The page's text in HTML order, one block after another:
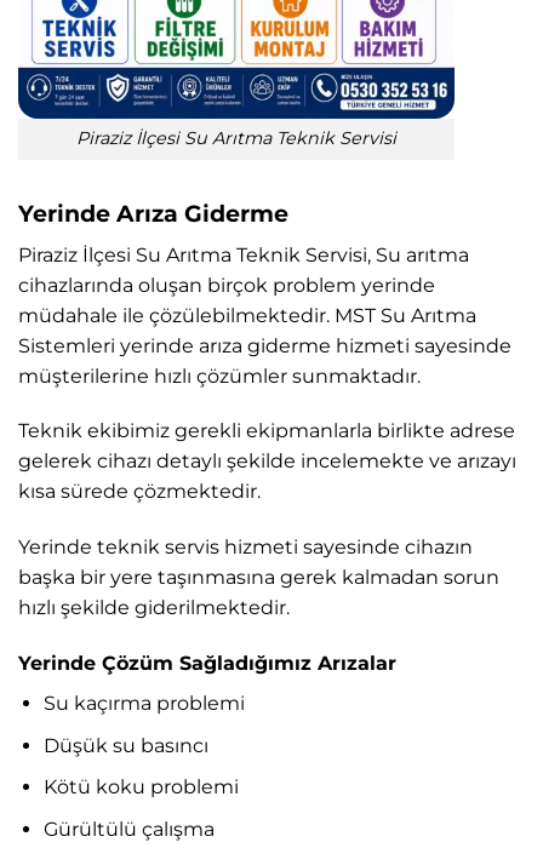
Piraziz İlçesi Su Arıtma Teknik Servisi
Yerinde Arıza Giderme
Piraziz İlçesi Su Arıtma Teknik Servisi, Su arıtma
cihazlarında oluşan birçok problem yerinde
müdahale ile çözülebilmektedir. MST Su Arıtma
Sistemleri yerinde arıza giderme hizmeti sayesinde
müşterilerine hızlı çözümler sunmaktadır.
Teknik ekibimiz gerekli ekipmanlarla birlikte adrese
gelerek cihazı detaylı şekilde incelemekte ve arızayı
kısa sürede çözmektedir.
Yerinde teknik servis hizmeti sayesinde cihazın
başka bir yere taşınmasına gerek kalmadan sorun
hızlı şekilde giderilmektedir.
Yerinde Çözüm Sağladığımız Arızalar
Su kaçırma problemi
Düşük su basıncı
Kötü koku problemi
Gürültülü çalışma